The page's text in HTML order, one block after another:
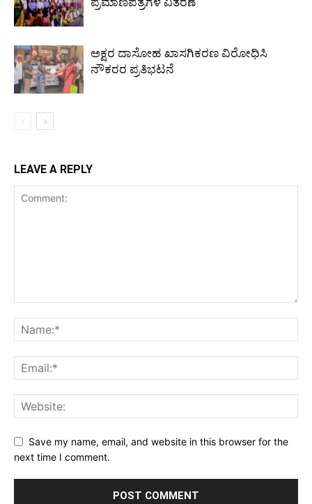
ಅಕ್ಷರ ದಾಸೋಹ ಖಾಸಗಿಕರಣ ವಿರೋಧಿಸಿ
ನೌಕರರ ಪ್ರತಿಭಟನೆ
LEAVE A REPLY
Save my name, email, and website in this browser for the
next time I comment.